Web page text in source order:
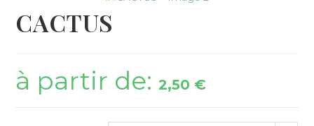
CACTUS
à partir de:2,50 €